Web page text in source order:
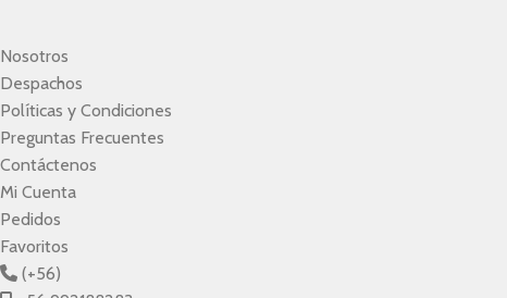
Nosotros
Despachos
Políticas y Condiciones
Preguntas Frecuentes
Contáctenos
Mi Cuenta
Pedidos
Favoritos
(+56)